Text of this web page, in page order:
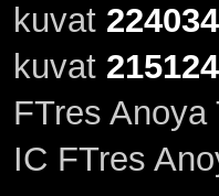
kuvat 224034
kuvat 215124
FTres
IC FTres